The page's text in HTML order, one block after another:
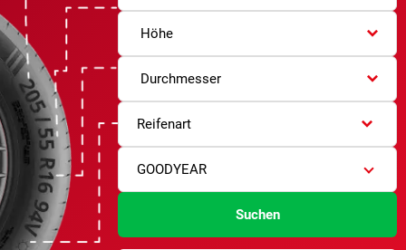
Höhe
Durchmesser
Reifenart
GOODYEAR
Suchen